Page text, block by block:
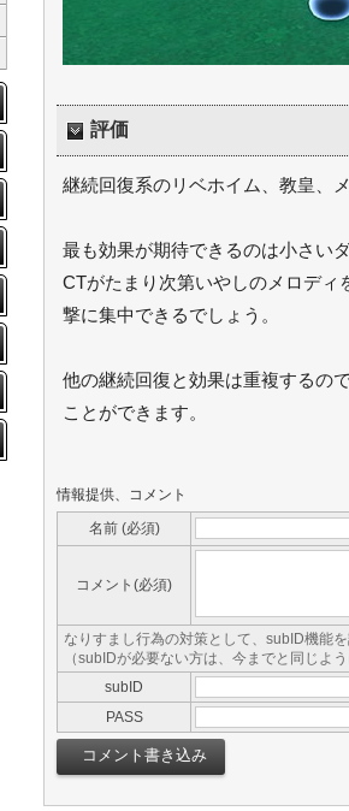
評価
継続回復系のリベホイム、教皇、
最も効果が期待できるのは小さい
CTがたまり次第いやしのメロデ
撃に集中できるでしょう。
他の継続回復と効果は重複するの
ことができます。
情報提供、コメント
名前 (必須)
コメント(必須)
なりすまし行為の対策として、subID機能を
（subIDが必要ない方は、今までと同じよ
subID
PASS